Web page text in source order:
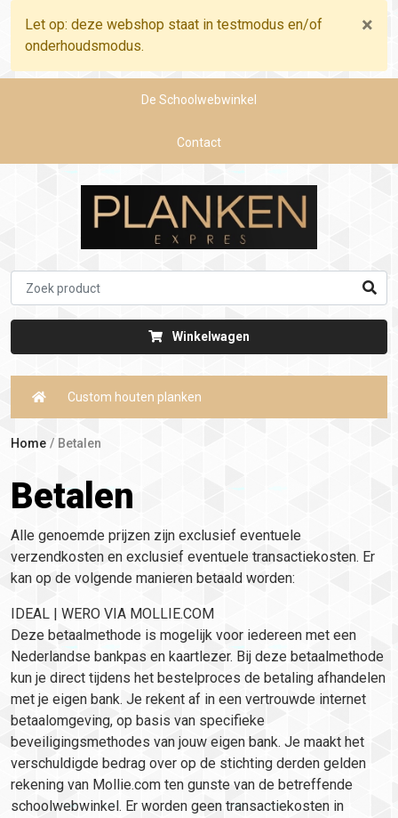
×
Let op: deze webshop staat in testmodus en/of
onderhoudsmodus.
De Schoolwebwinkel
Contact
Winkelwagen
Custom houten planken
Home Betalen
Betalen
Alle genoemde prijzen zijn exclusief eventuele
verzendkosten en exclusief eventuele transactiekosten. Er
kan op de volgende manieren betaald worden:
IDEAL | WERO VIA MOLLIE.COM
Deze betaalmethode is mogelijk voor iedereen met een
Nederlandse bankpas en kaartlezer. Bij deze betaalmethode
kun je direct tijdens het bestelproces de betaling afhandelen
met je eigen bank. Je rekent af in een vertrouwde internet
betaalomgeving, op basis van specifieke
beveiligingsmethodes van jouw eigen bank. Je maakt het
verschuldigde bedrag over op de stichting derden gelden
rekening van Mollie.com ten gunste van de betreffende
schoolwebwinkel. Er worden geen transactiekosten in